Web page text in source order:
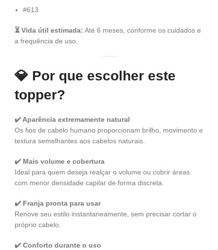
#613
⏳ Vida útil estimada: Até 6 meses, conforme os cuidados e
a frequência de uso.
💎 Por que escolher este
topper?
✔️ Aparência extremamente natural
Os fios de cabelo humano proporcionam brilho, movimento e
textura semelhantes aos cabelos naturais.
✔️ Mais volume e cobertura
Ideal para quem deseja realçar o volume ou cobrir áreas
com menor densidade capilar de forma discreta.
✔️ Franja pronta para usar
Renove seu estilo instantaneamente, sem precisar cortar o
próprio cabelo.
✔️ Conforto durante o uso